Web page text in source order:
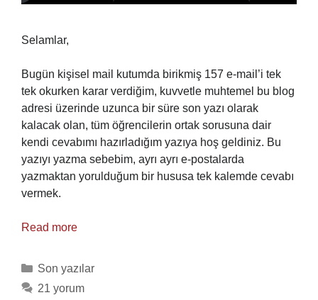
Selamlar,
Bugün kişisel mail kutumda birikmiş 157 e-mail’i tek
tek okurken karar verdiğim, kuvvetle muhtemel bu blog
adresi üzerinde uzunca bir süre son yazı olarak
kalacak olan, tüm öğrencilerin ortak sorusuna dair
kendi cevabımı hazırladığım yazıya hoş geldiniz. Bu
yazıyı yazma sebebim, ayrı ayrı e-postalarda
yazmaktan yorulduğum bir hususa tek kalemde cevabı
vermek.
Read more
Categories
Son yazılar
21 yorum